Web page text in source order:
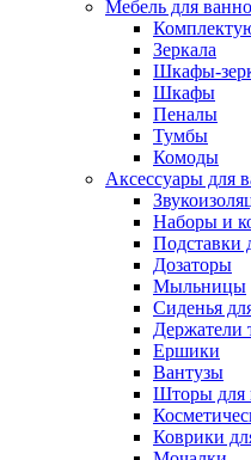
Мебель для
Зеркала
Шкафы-
Шкафы
Пеналы
Тумбы
Комоды
Аксессуары для
Наборы и
Подставки
Дозаторы
Мыльницы
Сиденья
Держатели
Ершики
Вантузы
Шторы для
Коврики